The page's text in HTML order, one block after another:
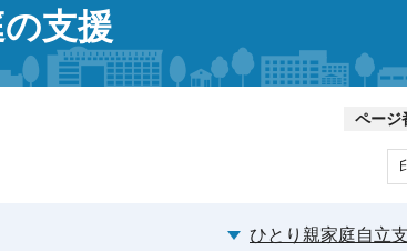
支援
ページ
ひとり親家庭自立